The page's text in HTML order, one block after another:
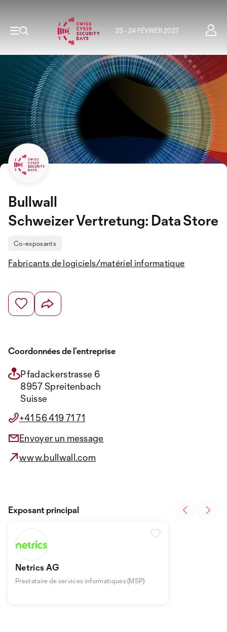
23 - 24 FÉVRIER 2027
Bullwall
Schweizer Vertretung: Data Store
Co-exposants
Fabricants de logiciels/matériel informatique
Coordonnées de l’entreprise
Pfadackerstrasse 6
8957 Spreitenbach
Suisse
+41 56 419 71 71
Envoyer un message
www.bullwall.com
Netrics AG
Prestataire de services informatiques (MSP)
Exposant principal